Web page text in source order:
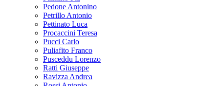
Pedone Antonino
Petrillo Antonio
Pettinato Luca
Procaccini Teresa
Pucci Carlo
Puliafito Franco
Pusceddu Lorenzo
Ratti Giuseppe
Ravizza Andrea